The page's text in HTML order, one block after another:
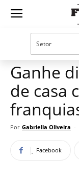
Guia
Oportunidades e
Ganhe
de casa
Por Gabriella Oliveira -
Facebook